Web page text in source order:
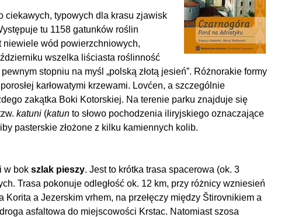
ciekawych, typowych dla krasu zjawisk
tu 1158 gatunków roślin
niewiele wód powierzchniowych,
wszelka liściasta roślinność
stopniu na myśl „polską złotą jesień”. Różnorakie formy
karłowatymi krzewami. Lovćen, a szczególnie
zakątka Boki Kotorskiej. Na terenie parku znajduje się
katuni (katun to słowo pochodzenia iliryjskiego oznaczające
pasterskie złożone z kilku kamiennych kolib.
w bok szlak pieszy. Jest to krótka trasa spacerowa (ok. 3
Trasa pokonuje odległość ok. 12 km, przy różnicy wzniesień
a Jezerskim vrhem, na przełęczy między Štirovnikiem a
asfaltowa do miejscowości Krstac. Natomiast szosa